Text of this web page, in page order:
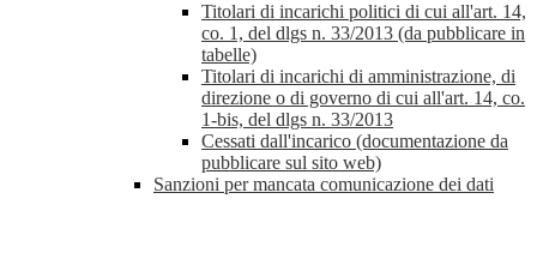
Titolari di incarichi politici di cui all'art. 14,
co. 1, del dlgs n. 33/2013 (da pubblicare in
tabelle)
Titolari di incarichi di amministrazione, di
direzione o di governo di cui all'art. 14, co.
1-bis, del dlgs n. 33/2013
Cessati dall'incarico (documentazione da
pubblicare sul sito web)
Sanzioni per mancata comunicazione dei dati